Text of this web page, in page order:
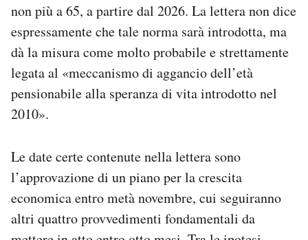
non più a 65, a partire dal 2026. La lettera non dice
espressamente che tale norma sarà introdotta, ma
dà la misura come molto probabile e strettamente
legata al «meccanismo di aggancio dell’età
pensionabile alla speranza di vita introdotto nel
2010».
Le date certe contenute nella lettera sono
l’approvazione di un piano per la crescita
economica entro metà novembre, cui seguiranno
altri quattro provvedimenti fondamentali da